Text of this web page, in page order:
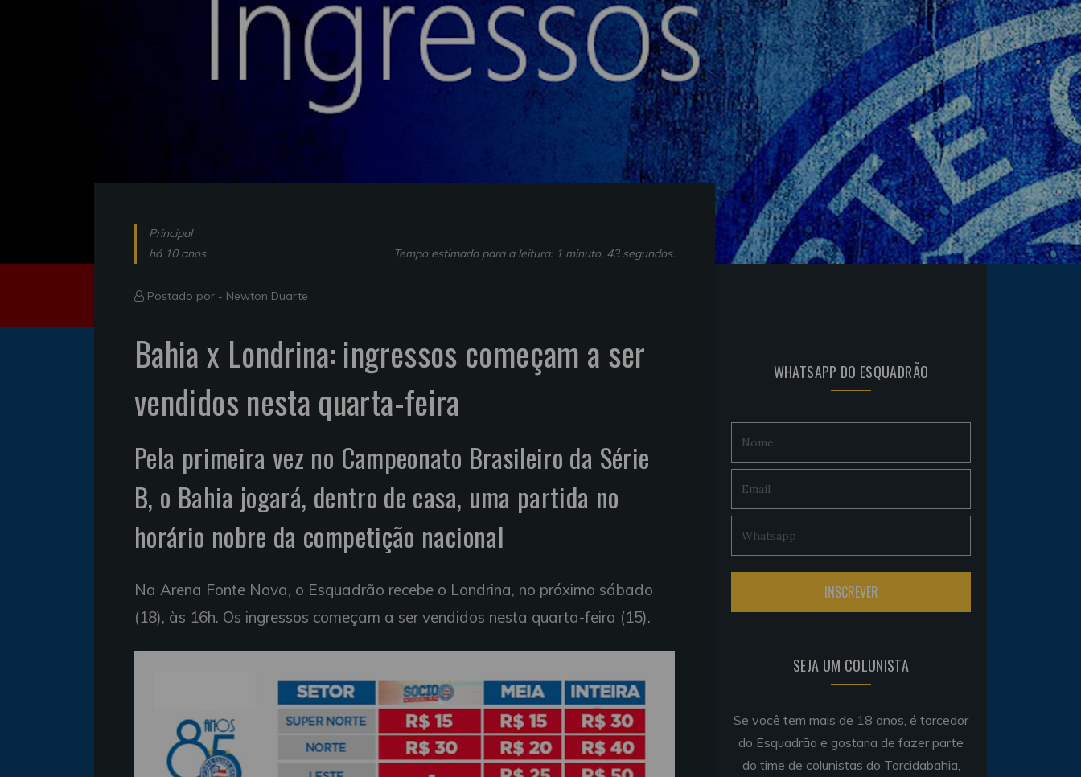
Principal
há 10 anos
Tempo estimado para a leitura: 1 minuto, 43 segundos.
Postado por - Newton Duarte
Bahia x Londrina: ingressos começam a ser
vendidos nesta quarta-feira
Pela primeira vez no Campeonato Brasileiro da Série
B, o Bahia jogará, dentro de casa, uma partida no
horário nobre da competição nacional
Na Arena Fonte Nova, o Esquadrão recebe o Londrina, no próximo sábado
(18), às 16h. Os ingressos começam a ser vendidos nesta quarta-feira (15).
WHATSAPP DO ESQUADRÃO
SEJA UM COLUNISTA
Se você tem mais de 18 anos, é torcedor
do Esquadrão e gostaria de fazer parte
do time de colunistas do Torcidabahia,